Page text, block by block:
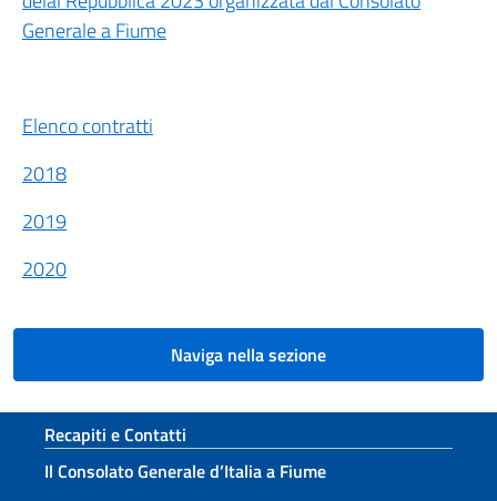
Generale a Fiume
Elenco contratti
2018
2019
2020
Naviga nella sezione
Sezione footer
Recapiti e Contatti
Il Consolato Generale d’Italia a Fiume